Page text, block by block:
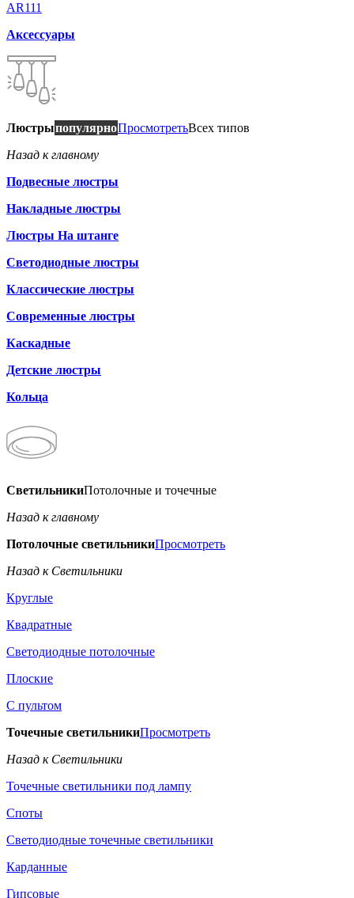
AR111
Аксессуары
ЛюстрыпопулярноПросмотретьВсех типов
Назад к главному
Подвесные люстры
Накладные люстры
Люстры На штанге
Светодиодные люстры
Классические люстры
Современные люстры
Каскадные
Детские люстры
Кольца
СветильникиПотолочные и точечные
Назад к главному
Потолочные светильникиПросмотреть
Назад к Светильники
Круглые
Квадратные
Светодиодные потолочные
Плоские
С пультом
Точечные светильникиПросмотреть
Назад к Светильники
Точечные светильники под лампу
Споты
Светодиодные точечные светильники
Карданные
Гипсовые